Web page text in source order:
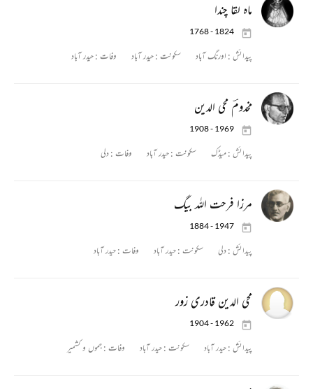
ماہ لقا چندا
1768 - 1824
پیدائش : اورنگ آباد سکونت :حیدر آباد وفات :حیدر آباد
مخدومؔ محی الدین
1908 - 1969
پیدائش :میڈک سکونت :حیدر آباد وفات :دلی
مرزا فرحت اللہ بیگ
1884 - 1947
پیدائش :دلی سکونت :حیدر آباد وفات :حیدر آباد
محی الدین قادری زور
1904 - 1962
پیدائش :حیدر آباد سکونت :حیدر آباد وفات :جموں و کشمیر